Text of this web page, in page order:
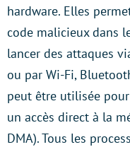
hardware. Elles
code malicieux dans
lancer des attaques
ou par Wi-Fi,
peut être utilisée
un accès direct à la
DMA). Tous les